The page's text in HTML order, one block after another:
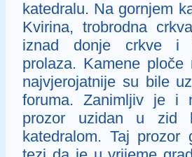
katedralu. Na gornjem
Kvirina, trobrodna
iznad donje crkve i
prolaza. Kamene
najvjerojatnije su bile
foruma. Zanimljiv je i
prozor uzidan u zid
katedralom. Taj prozor